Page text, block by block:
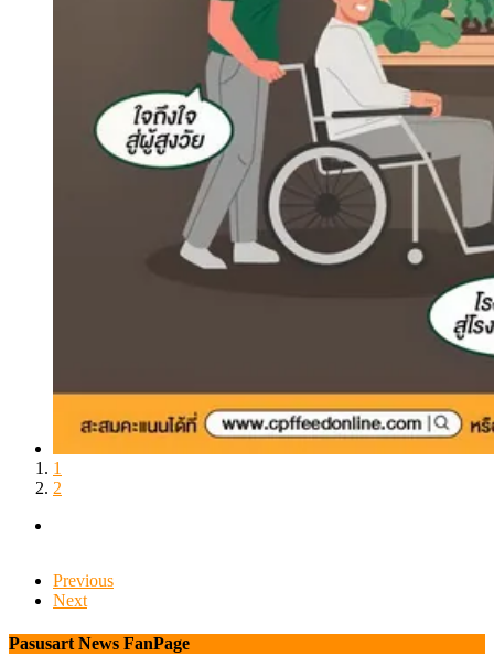
1
2
Previous
Next
Pasusart News FanPage